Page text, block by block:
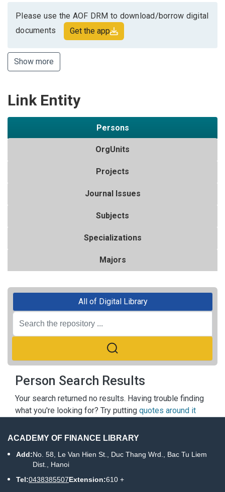
Please use the AOF DRM to download/borrow digital
documents
Get the app
Show more
Link Entity
Persons
OrgUnits
Projects
Journal Issues
Subjects
Specializations
Majors
All of Digital Library
Person Search Results
Your search returned no results. Having trouble finding
what you're looking for? Try putting quotes around it
ACADEMY OF FINANCE LIBRARY
Add:No. 58, Le Van Hien St., Duc Thang Wrd., Bac Tu Liem
Dist., Hanoi
Tel:0438385507Extension:610 +